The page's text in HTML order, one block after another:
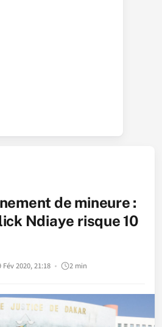
de mineure :
Ndiaye risque 10
Fév 2020, 21:18 2 min